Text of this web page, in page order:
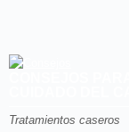
Tratamientos caseros